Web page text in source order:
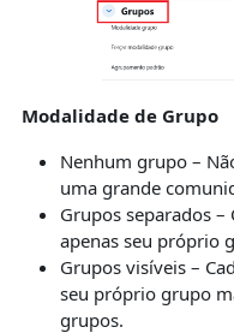
Modalidade de Grupo
Nenhum grupo –
uma grande
Grupos separados
apenas seu próprio
Grupos visíveis –
seu próprio grupo
grupos.